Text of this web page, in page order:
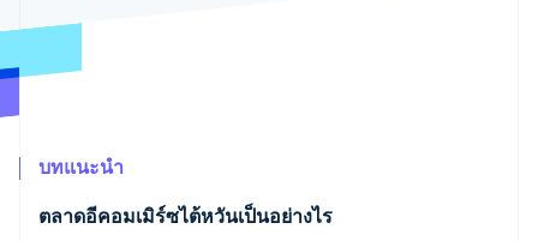
Atlas
Climate
บทแนะนำ
ตลาดอีคอมเมิร์ซไต้หวันเป็นอย่างไร